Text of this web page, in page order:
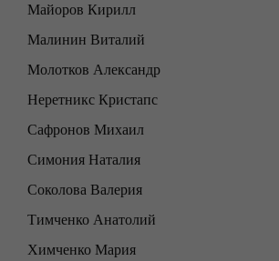
Майоров Кирилл
Малинин Виталий
Молотков Александр
Неретникс Кристапс
Сафронов Михаил
Симония Наталия
Соколова Валерия
Тимченко Анатолий
Химченко Мария